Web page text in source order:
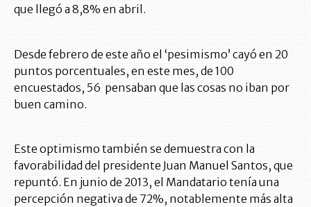
que llegó a 8,8% en abril.
Desde febrero de este año el ‘pesimismo’ cayó en 20
puntos porcentuales, en este mes, de 100
encuestados, 56 pensaban que las cosas no iban por
buen camino.
Este optimismo también se demuestra con la
favorabilidad del presidente Juan Manuel Santos, que
repuntó. En junio de 2013, el Mandatario tenía una
percepción negativa de 72%, notablemente más alta